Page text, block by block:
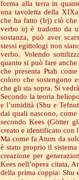
forma alla terra in
una tavoletta della
che ha fatto (Irj) ciò
verbo irj è tradotto da
sostanza, può aver
stessi egittologi non
verbo. Volendo
quanto si può fare
che presenta Ptah
coloro che sostengono
che gli sta sopra. Si
Secondo la teoria
e l’umidità (Shu e
dai quali nascono,
secondo Kees (Götter
creato e identificato con
Ma come fa Atum da
è stato proprio il
creazione per
Kees nell’opera citata,
della prima coppia: Shu